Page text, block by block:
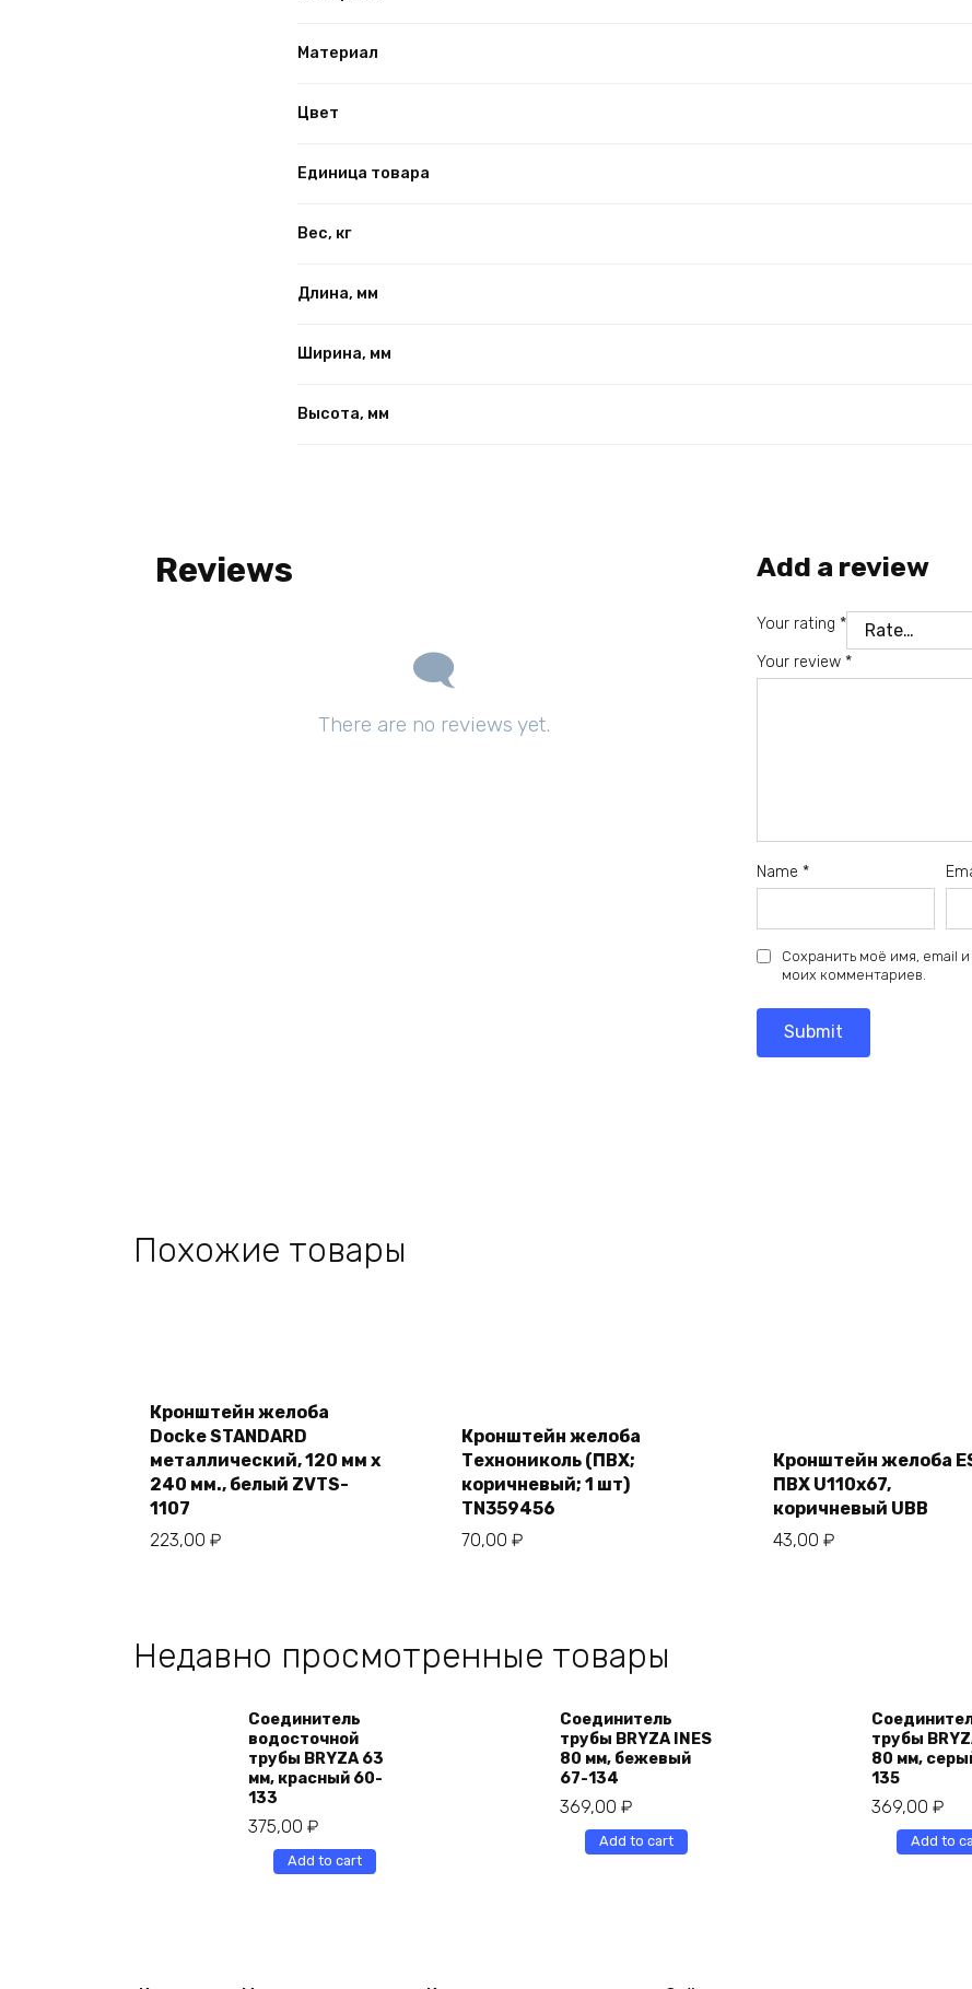
Материал
Цвет
Единица товара
Вес, кг
Длина, мм
Ширина, мм
Высота, мм
Reviews
There are no reviews yet.
Add a review
Your rating *
Your review *
Name *
Сохранить моё имя, email
моих комментариев.
Похожие товары
to
cart
Кронштейн желоба
Docke STANDARD
металлический, 120 мм х
240 мм., белый ZVTS-
1107
223,00 ₽
cart
Кронштейн желоба
Технониколь (ПВХ;
коричневый; 1 шт)
TN359456
70,00 ₽
cart
Кронштейн желоба
ПВХ U110x67,
коричневый UBB
43,00 ₽
Недавно просмотренные товары
Соединитель
водосточной
трубы BRYZA 63
мм, краcный 60-
133
375,00 ₽
Add to cart
Соединитель
трубы BRYZA INES
80 мм, бежевый
67-134
369,00 ₽
Add to cart
трубы
80 мм,
135
369,00 ₽
Add to